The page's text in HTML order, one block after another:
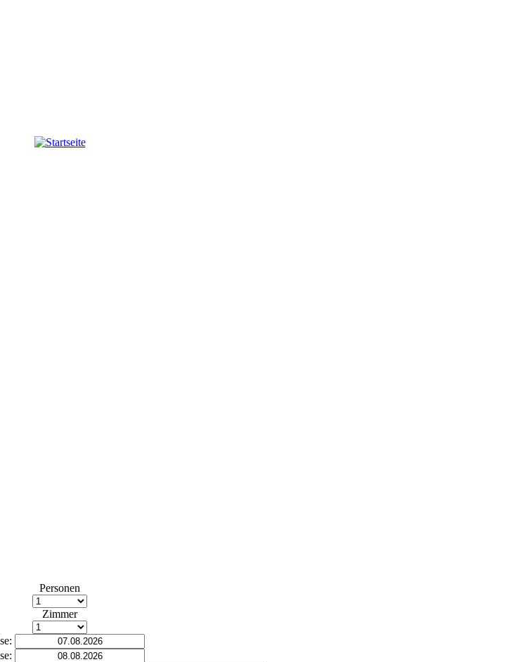
Personen
Zimmer